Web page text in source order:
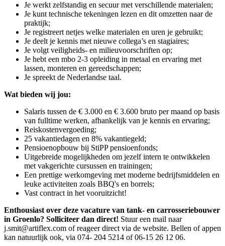
Je werkt zelfstandig en secuur met verschillende materialen;
Je kunt technische tekeningen lezen en dit omzetten naar de
praktijk;
Je registreert netjes welke materialen en uren je gebruikt;
Je deelt je kennis met nieuwe collega’s en stagiaires;
Je volgt veiligheids- en milieuvoorschriften op;
Je hebt een mbo 2-3 opleiding in metaal en ervaring met
lassen, monteren en gereedschappen;
Je spreekt de Nederlandse taal.
Wat bieden wij jou:
Salaris tussen de € 3.000 en € 3.600 bruto per maand op basis
van fulltime werken, afhankelijk van je kennis en ervaring;
Reiskostenvergoeding;
25 vakantiedagen en 8% vakantiegeld;
Pensioenopbouw bij StiPP pensioenfonds;
Uitgebreide mogelijkheden om jezelf intern te ontwikkelen
met vakgerichte cursussen en trainingen;
Een prettige werkomgeving met moderne bedrijfsmiddelen en
leuke activiteiten zoals BBQ's en borrels;
Vast contract in het vooruitzicht!
Enthousiast over deze vacature van tank- en carrosseriebouwer
in Groenlo? Solliciteer dan direct! Stuur een mail naar
j.smit@artiflex.com of reageer direct via de website. Bellen of appen
kan natuurlijk ook, via 074- 204 5214 of 06-15 26 12 06.